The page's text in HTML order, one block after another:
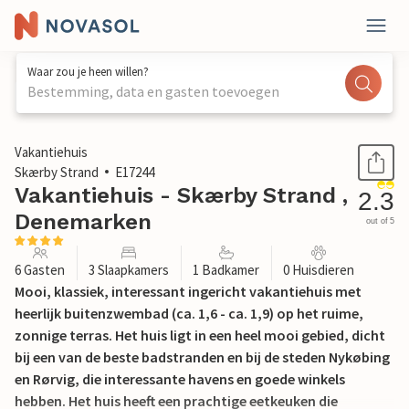
Waar zou je heen willen?
Bestemming, data en gasten toevoegen
1 / 28
Vakantiehuis
Skærby Strand
E17244
Vakantiehuis - Skærby Strand ,
Denemarken
2.3
out of 5
6 Gasten 3 Slaapkamers 1 Badkamer 0 Huisdieren
Mooi, klassiek, interessant ingericht vakantiehuis met
heerlijk buitenzwembad (ca. 1,6 - ca. 1,9) op het ruime,
zonnige terras. Het huis ligt in een heel mooi gebied, dicht
bij een van de beste badstranden en bij de steden Nykøbing
en Rørvig, die interessante havens en goede winkels
hebben. Het huis heeft een prachtige eetkeuken die